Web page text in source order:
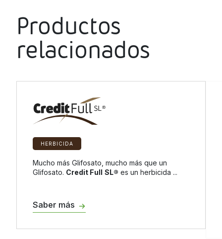
Productos
relacionados
HERBICIDA
Mucho más Glifosato, mucho más que un
Glifosato. Credit Full SL®️ es un herbicida ...
Saber más